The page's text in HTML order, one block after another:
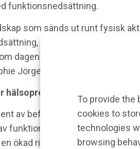
To provide the
cookies to
technologies
browsing
funktionsnedsättning.
som sänds ut runt fysisk
som till exempel ”att
dagen. Det kan ge intrycket
Jörgensen.
hälsoproblem
av befolkningen har
funktionsnedsättning. Ofta
ökad risk för